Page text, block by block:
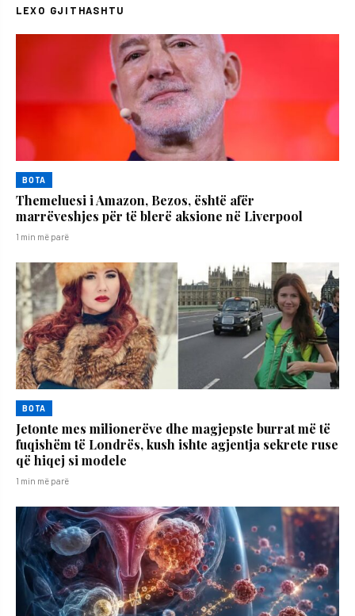
LEXO GJITHASHTU
BOTA
Themeluesi i Amazon, Bezos, është afër
marrëveshjes për të blerë aksione në Liverpool
1 min më parë
BOTA
Jetonte mes milionerëve dhe magjepste burrat më të
fuqishëm të Londrës, kush ishte agjentja sekrete ruse
që hiqej si modele
1 min më parë